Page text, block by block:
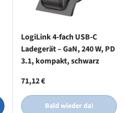
LogiLink 4-fach USB-C
Ladegerät – GaN, 240 W, PD
3.1, kompakt, schwarz
Normaler Preis
71,12 €
Bald wieder da!